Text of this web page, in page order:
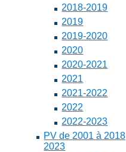
2018-2019
2019
2019-2020
2020
2020-2021
2021
2021-2022
2022
2022-2023
PV de 2001 à
2023